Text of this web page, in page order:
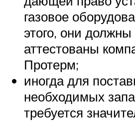
газовое
этого, они
аттестованы
Протерм;
иногда для
необходимых
требуется